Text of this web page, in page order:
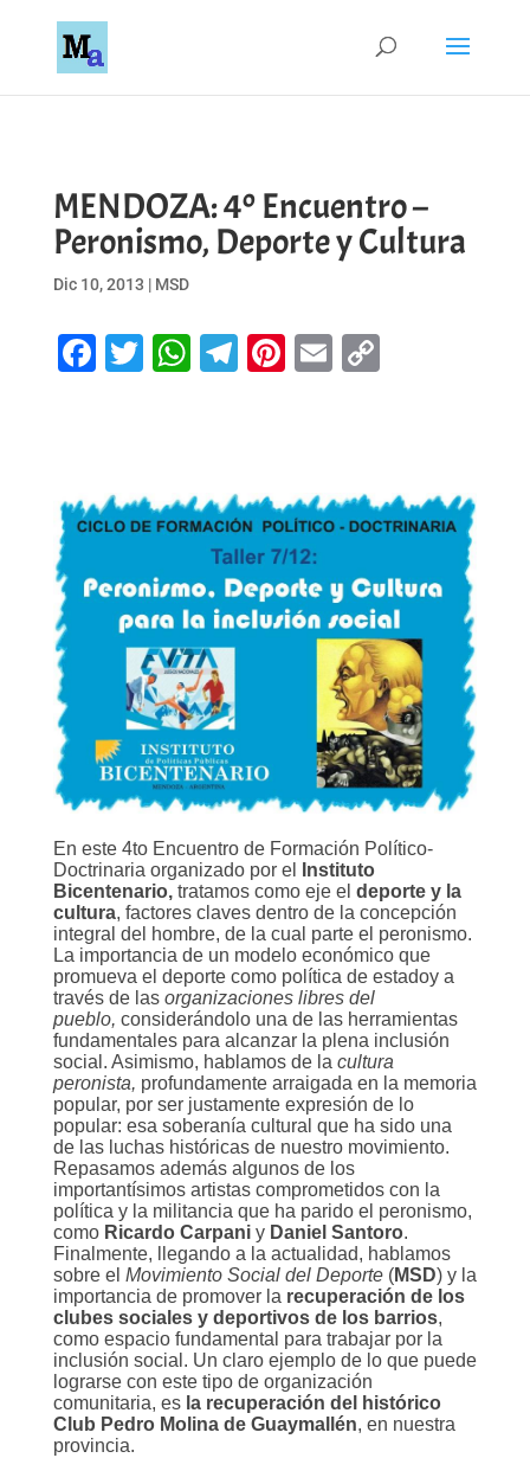
MENDOZA: 4º Encuentro –
Peronismo, Deporte y Cultura
Dic 10, 2013 | MSD
Facebook
Twitter
WhatsApp
Telegram
Pinterest
EmailCopy
En este 4to Encuentro de Formación Político-
Doctrinaria organizado por el
Instituto
Bicentenario,tratamos como eje el deporte y la
cultura, factores claves dentro de la concepción
integral del hombre, de la cual parte el peronismo.
La importancia de un modelo económico que
promueva el deporte como política de estadoy a
través de las organizaciones libres del
pueblo, considerándolo una de las herramientas
fundamentales para alcanzar la plena inclusión
social. Asimismo, hablamos de la cultura
peronista, profundamente arraigada en la memoria
popular, por ser justamente expresión de lo
popular: esa soberanía cultural que ha sido una
de las luchas históricas de nuestro movimiento.
Repasamos además algunos de los
importantísimos artistas comprometidos con la
política y la militancia que ha parido el peronismo,
como Ricardo Carpani yDaniel Santoro.
Finalmente, llegando a la actualidad, hablamos
sobre el Movimiento Social del Deporte(MSD) y la
importancia de promover la recuperación de los
clubes sociales y deportivos de los barrios,
como espacio fundamental para trabajar por la
inclusión social. Un claro ejemplo de lo que puede
lograrse con este tipo de organización
comunitaria, es la recuperación del histórico
Club Pedro Molina de Guaymallén, en nuestra
provincia.